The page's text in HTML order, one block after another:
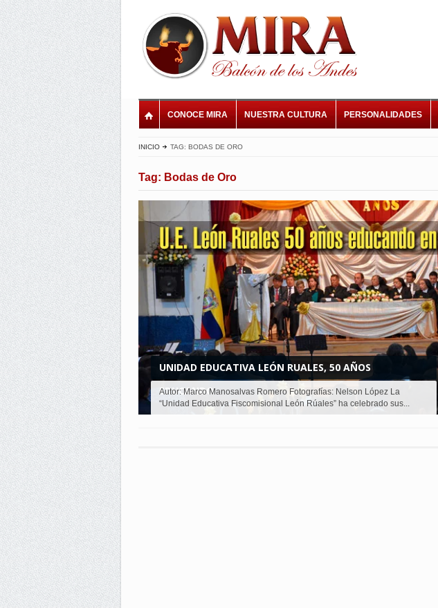
CONOCE MIRA NUESTRA CULTURA PERSONALIDADES
INICIO TAG: BODAS DE ORO
Tag: Bodas de Oro
UNIDAD EDUCATIVA LEÓN RUALES, 50 AÑOS
EDUCANDO...
Autor: Marco Manosalvas Romero Fotografías: Nelson López La
“Unidad Educativa Fiscomisional León Rúales” ha celebrado sus...